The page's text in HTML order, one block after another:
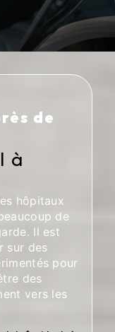
de
à
hôpitaux
de
Il est
sur des
pour
des
vers les